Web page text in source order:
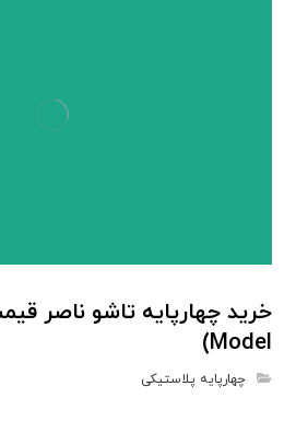
Model)
چهارپایه پلاستیکی